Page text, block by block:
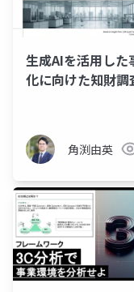
生成AIを活用した
化に向けた知財調
角渕由英